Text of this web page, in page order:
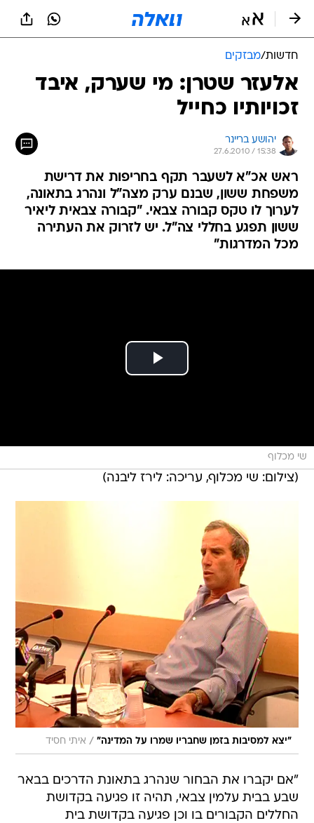
חדשות/מבזקים
אלעזר שטרן: מי שערק, איבד
זכויותיו כחייל
יהושע בריינר
27.6.2010 / 15:38
ראש אכ"א לשעבר תקף בחריפות את דרישת
משפחת ששון, שבנם ערק מצה"ל ונהרג בתאונה,
לערוך לו טקס קבורה צבאי. "קבורה צבאית ליאיר
ששון תפגע בחללי צה"ל. יש לזרוק את העתירה
מכל המדרגות"
שי מכלוף
(צילום: שי מכלוף, עריכה: לירז ליבנה)
"יצא למסיבות בזמן שחבריו שמרו על המדינה" / איתי חסיד
"אם יקברו את הבחור שנהרג בתאונת הדרכים בבאר
שבע בבית עלמין צבאי, תהיה זו פגיעה בקדושת
החללים הקבורים בו וכן פגיעה בקדושת בית